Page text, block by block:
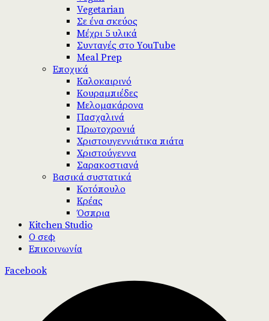
Vegetarian
Σε ένα σκεύος
Μέχρι 5 υλικά
Συνταγές στο YouTube
Meal Prep
Εποχικά
Καλοκαιρινό
Κουραμπιέδες
Μελομακάρονα
Πασχαλινά
Πρωτοχρονιά
Χριστουγεννιάτικα πιάτα
Χριστούγεννα
Σαρακοστιανά
Βασικά συστατικά
Κοτόπουλο
Κρέας
Όσπρια
Kitchen Studio
Ο σεφ
Επικοινωνία
Facebook